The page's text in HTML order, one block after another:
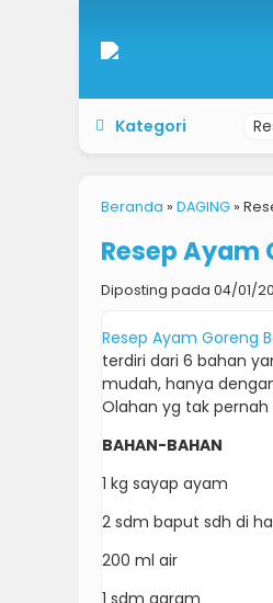
Kategori
Beranda » DAGING»
Resep Ayam
Diposting pada 04/01/
Resep Ayam Goreng
terdiri dari 6 bahan
mudah, hanya
Olahan yg tak pernah
BAHAN-BAHAN
1 kg sayap ayam
2 sdm baput sdh di
200 ml air
1 sdm garam